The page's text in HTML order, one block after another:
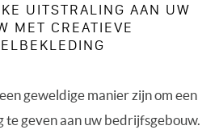
UITSTRALING AAN UW
MET CREATIEVE
geweldige manier zijn om een
geven aan uw bedrijfsgebouw.